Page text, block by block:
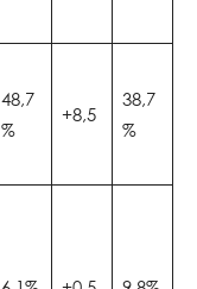
48,7
%
+8,5
38,7
%